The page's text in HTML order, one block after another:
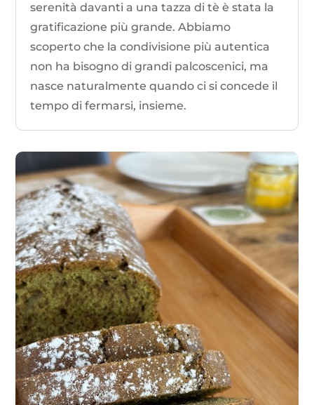
serenità davanti a una tazza di tè è stata la
gratificazione più grande. Abbiamo
scoperto che la condivisione più autentica
non ha bisogno di grandi palcoscenici, ma
nasce naturalmente quando ci si concede il
tempo di fermarsi, insieme.